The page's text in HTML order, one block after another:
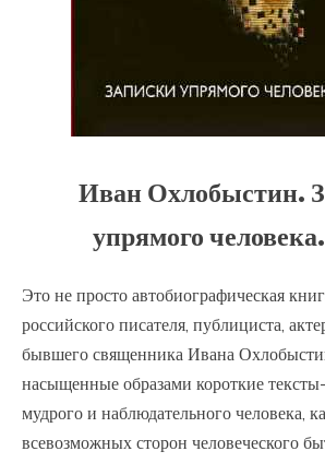
Иван Охлобыстин.
упрямого
Это не просто автобиографическая
российского писателя, публициста,
бывшего священника Ивана
насыщенные образами короткие
мудрого и наблюдательного человека,
всевозможных сторон человеческого